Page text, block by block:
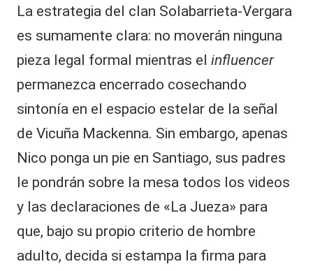
La estrategia del clan Solabarrieta-Vergara
es sumamente clara: no moverán ninguna
pieza legal formal mientras el influencer
permanezca encerrado cosechando
sintonía en el espacio estelar de la señal
de Vicuña Mackenna. Sin embargo, apenas
Nico ponga un pie en Santiago, sus padres
le pondrán sobre la mesa todos los videos
y las declaraciones de «La Jueza» para
que, bajo su propio criterio de hombre
adulto, decida si estampa la firma para